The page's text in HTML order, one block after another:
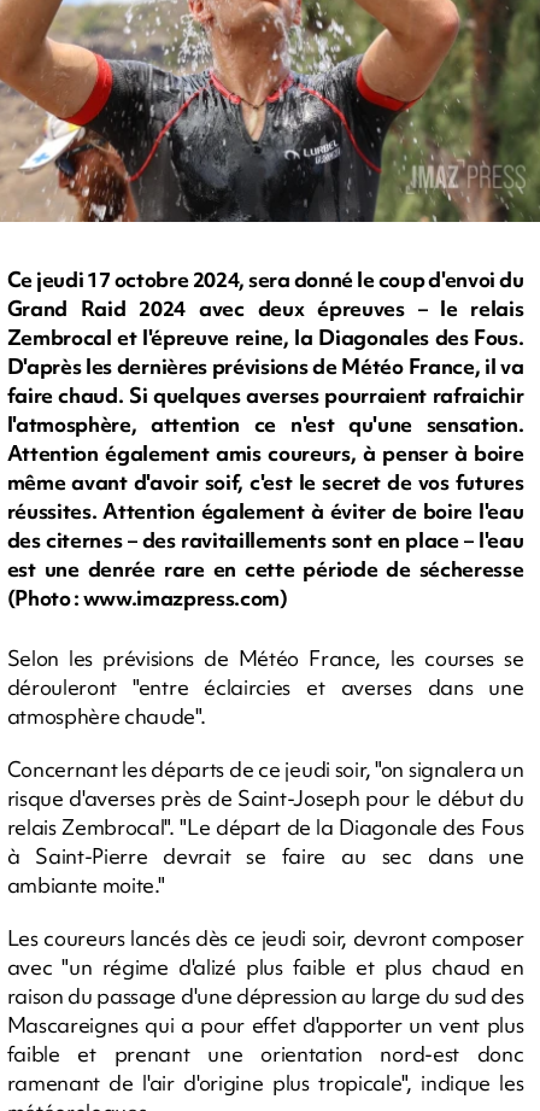
Ce jeudi 17 octobre 2024, sera donné le coup d'envoi du
Grand Raid 2024 avec deux épreuves – le relais
Zembrocal et l'épreuve reine, la Diagonales des Fous.
D'après les dernières prévisions de Météo France, il va
faire chaud. Si quelques averses pourraient rafraichir
l'atmosphère, attention ce n'est qu'une sensation.
Attention également amis coureurs, à penser à boire
même avant d'avoir soif, c'est le secret de vos futures
réussites. Attention également à éviter de boire l'eau
des citernes – des ravitaillements sont en place – l'eau
est une denrée rare en cette période de sécheresse
(Photo : www.imazpress.com)
Selon les prévisions de Météo France, les courses se
dérouleront "entre éclaircies et averses dans une
atmosphère chaude".
Concernant les départs de ce jeudi soir, "on signalera un
risque d'averses près de Saint-Joseph pour le début du
relais Zembrocal". "Le départ de la Diagonale des Fous
à Saint-Pierre devrait se faire au sec dans une
ambiante moite."
Les coureurs lancés dès ce jeudi soir, devront composer
avec "un régime d'alizé plus faible et plus chaud en
raison du passage d'une dépression au large du sud des
Mascareignes qui a pour effet d'apporter un vent plus
faible et prenant une orientation nord-est donc
ramenant de l'air d'origine plus tropicale", indique les